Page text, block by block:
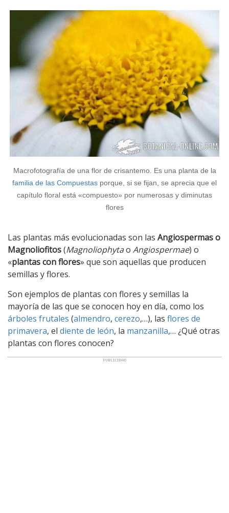
Macrofotografía de una flor de crisantemo. Es una planta de la
familia de las Compuestas porque, si se fijan, se aprecia que el
capítulo floral está «compuesto» por numerosas y diminutas
flores
Las plantas más evolucionadas son las Angiospermas o
Magnoliofitos(Magnoliophytao Angiospermae) o
«plantas con flores» que son aquellas que producen
semillas y flores.
Son ejemplos de plantas con flores y semillas la
mayoría de las que se conocen hoy en día, como los
árboles frutales (almendro, cerezo,…), las flores de
primavera, el diente de león, la manzanilla,… ¿Qué otras
plantas con flores conocen?